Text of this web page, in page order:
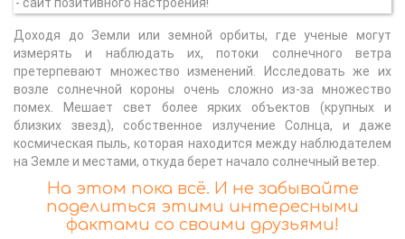
Доходя до Земли или земной орбиты, где ученые могут
измерять и наблюдать их, потоки солнечного ветра
претерпевают множество изменений. Исследовать же их
возле солнечной короны очень сложно из-за множество
помех. Мешает свет более ярких объектов (крупных и
близких звезд), собственное излучение Солнца, и даже
космическая пыль, которая находится между наблюдателем
на Земле и местами, откуда берет начало солнечный ветер.
На этом пока всё. И не забывайте
поделиться этими интересными
фактами со своими друзьями!